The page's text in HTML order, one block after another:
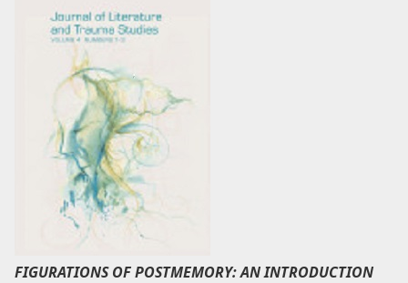
FIGURATIONS OF POSTMEMORY: AN INTRODUCTION